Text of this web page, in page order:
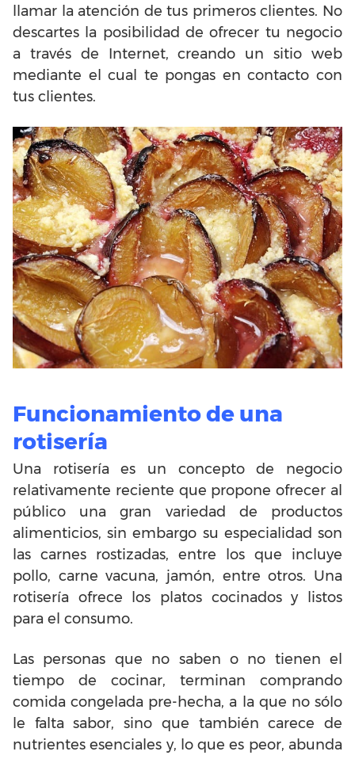
llamar la atención de tus primeros clientes. No
descartes la posibilidad de ofrecer tu negocio
a través de Internet, creando un sitio web
mediante el cual te pongas en contacto con
tus clientes.
Funcionamiento de una
rotisería
Una rotisería es un concepto de negocio
relativamente reciente que propone ofrecer al
público una gran variedad de productos
alimenticios, sin embargo su especialidad son
las carnes rostizadas, entre los que incluye
pollo, carne vacuna, jamón, entre otros. Una
rotisería ofrece los platos cocinados y listos
para el consumo.
Las personas que no saben o no tienen el
tiempo de cocinar, terminan comprando
comida congelada pre-hecha, a la que no sólo
le falta sabor, sino que también carece de
nutrientes esenciales y, lo que es peor, abunda